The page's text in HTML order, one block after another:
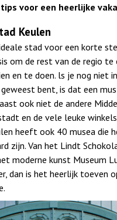
voor een heerlijke
Keulen
stad voor een korte
om de rest van de regio te
en te doen. ls je nog niet
bent, is dat een
ook niet de andere
en de vele leuke
heeft ook 40 musea die
zijn. Van het Lindt
moderne kunst Museum
dan is het heerlijk toeven